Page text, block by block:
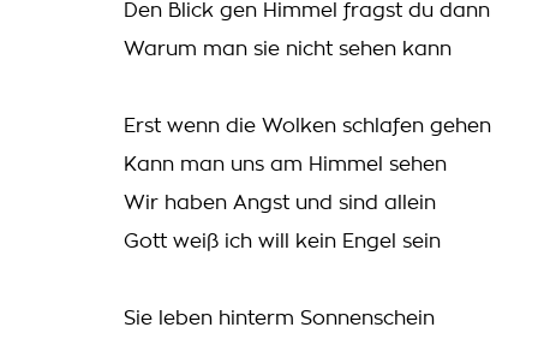
Den Blick gen Himmel fragst du dann
Warum man sie nicht sehen kann
Erst wenn die Wolken schlafen gehen
Kann man uns am Himmel sehen
Wir haben Angst und sind allein
Gott weiß ich will kein Engel sein
Sie leben hinterm Sonnenschein